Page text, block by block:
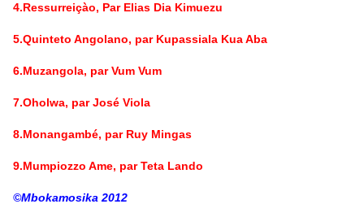
4.Ressurreiçào, Par Elias Dia Kimuezu
5.Quinteto Angolano, par Kupassiala Kua Aba
6.Muzangola, par Vum Vum
7.Oholwa, par José Viola
8.Monangambé, par Ruy Mingas
9.Mumpiozzo Ame, par Teta Lando
©Mbokamosika 2012